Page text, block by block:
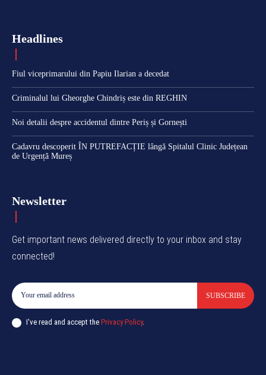
Headlines
Fiul viceprimarului din Papiu Ilarian a decedat
Criminalul lui Gheorghe Chindriș este din REGHIN
Noi detalii despre accidentul dintre Periș și Gornești
Cadavru descoperit ÎN PUTREFACȚIE lângă Spitalul Clinic Județean
de Urgență Mureș
Newsletter
Get important news delivered directly to your inbox and stay
connected!
SUBSCRIBE
I've read and accept the Privacy Policy.